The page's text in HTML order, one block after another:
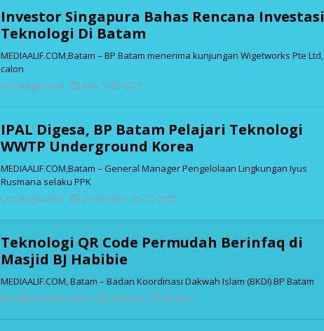
Investor Singapura Bahas Rencana Investasi
Teknologi Di Batam
MEDIAALIF.COM,Batam – BP Batam menerima kunjungan Wigetworks Pte Ltd,
calon
Uncategorized
Mei, 5-05-2023
IPAL Digesa, BP Batam Pelajari Teknologi
WWTP Underground Korea
MEDIAALIF.COM,Batam – General Manager Pengelolaan Lingkungan Iyus
Rusmana selaku PPK
Uncategorized
Desember, 26-12-2022
Teknologi QR Code Permudah Berinfaq di
Masjid BJ Habibie
MEDIAALIF.COM, Batam – Badan Koordinasi Dakwah Islam (BKDI) BP Batam
BATAM, Berita Terkini Februari, 10-02-2021